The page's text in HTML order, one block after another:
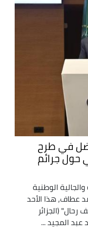
في طرح
جرائم
الوطنية
عطاف, هذا الأحد
(الجزائر
المجيد ...